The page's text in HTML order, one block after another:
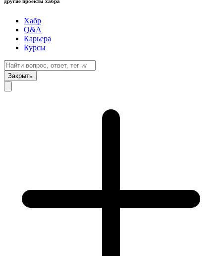
Хабр
Q&A
Карьера
Курсы
Закрыть